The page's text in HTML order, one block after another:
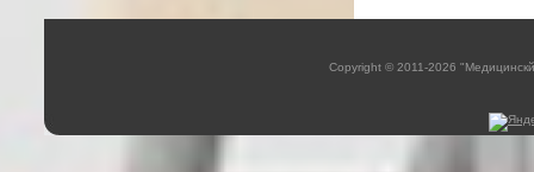
Copyright © 2011-2026